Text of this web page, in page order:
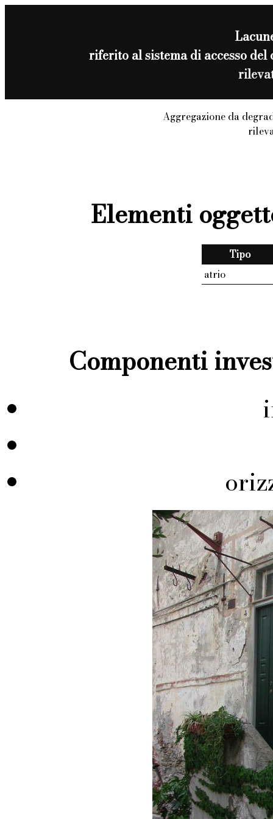
riferito al sistema di accesso
Aggregazione da
Elementi
Tipo
atrio
Componenti